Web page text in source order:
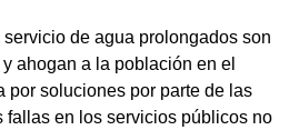
de agua prolongados son
ahogan a la población en el
por soluciones por parte de las
fallas en los servicios públicos no